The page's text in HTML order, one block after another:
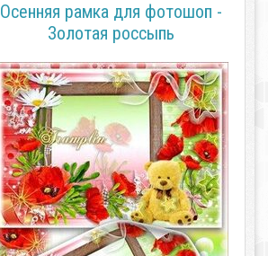
Осенняя рамка для фотошоп -
Золотая россыпь